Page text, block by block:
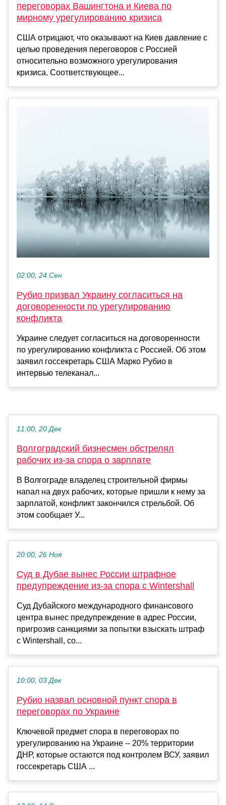
переговорах Вашингтона и Киева по
мирному урегулированию кризиса
США отрицают, что оказывают на Киев давление с
целью проведения переговоров с Россией
относительно возможного урегулирования
кризиса. Соответствующее...
02:00, 24 Сен
Рубио призвал Украину согласиться на
договоренности по урегулированию
конфликта
Украине следует согласиться на договоренности
по урегулированию конфликта с Россией. Об этом
заявил госсекретарь США Марко Рубио в
интервью телеканал...
11:00, 20 Дек
Волгоградский бизнесмен обстрелял
рабочих из-за спора о зарплате
В Волгограде владелец строительной фирмы
напал на двух рабочих, которые пришли к нему за
зарплатой, конфликт закончился стрельбой. Об
этом сообщает У...
20:00, 26 Ноя
Суд в Дубае вынес России штрафное
предупреждение из-за спора с Wintershall
Суд Дубайского международного финансового
центра вынес предупреждение в адрес России,
пригрозив санкциями за попытки взыскать штраф
с Wintershall, со...
10:00, 03 Дек
Рубио назвал основной пункт спора в
переговорах по Украине
Ключевой предмет спора в переговорах по
урегулированию на Украине -- 20% территории
ДНР, которые остаются под контролем ВСУ, заявил
госсекретарь США ...